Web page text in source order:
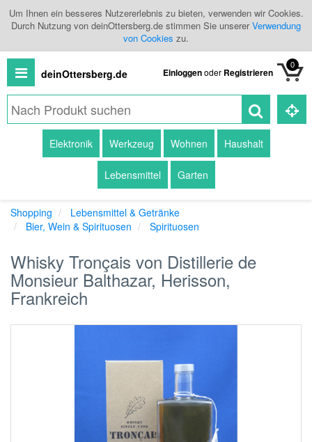
Um Ihnen ein besseres Nutzererlebnis zu bieten, verwenden wir Cookies.
Durch Nutzung von deinOttersberg.de stimmen Sie unsererVerwendung
von Cookies zu.
deinOttersberg.de Einloggenoder Registrieren
0
Produkte
Händlerübersicht
Elektronik Werkzeug Wohnen Haushalt
Lebensmittel Garten
Shopping
Lebensmittel & Getränke
Bier, Wein & Spirituosen
Spirituosen
Whisky Tronçais von Distillerie de
Monsieur Balthazar, Herisson,
Frankreich